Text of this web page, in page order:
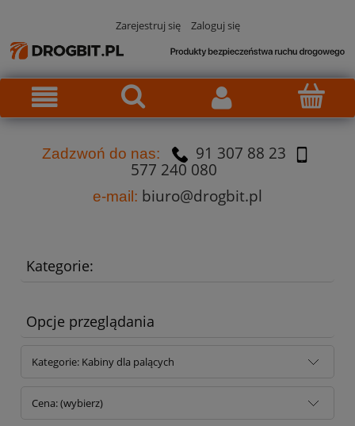
Zarejestruj się Zaloguj się
Zadzwoń do nas:
91 307 88 23
577 240 080
e-mail: biuro@drogbit.pl
Kategorie:
Opcje przeglądania
Kategorie: Kabiny dla palących
Cena: (wybierz)